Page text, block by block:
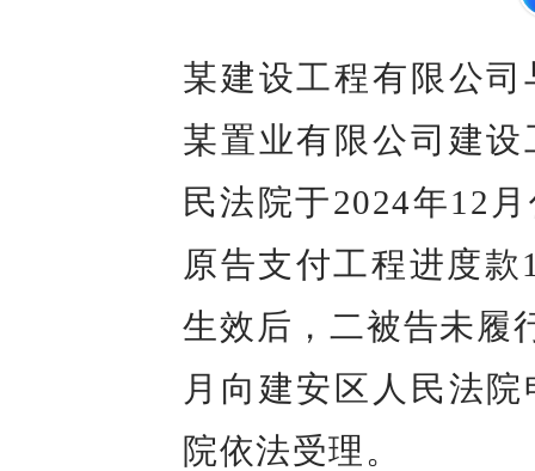
某建设工程有限公
某置业有限公司建
民法院于2024年12
原告支付工程进度
生效后，二被告未履
月向建安区人民法
院依法受理。